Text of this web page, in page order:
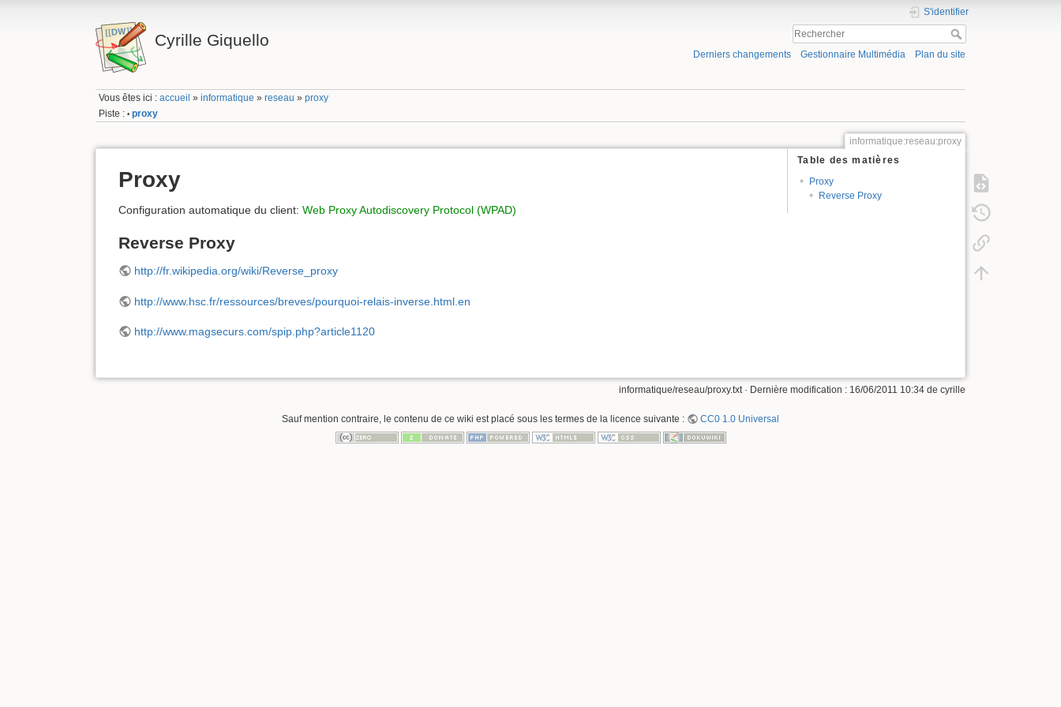
Cyrille Giquello
S'identifier
Derniers changements Gestionnaire Multimédia Plan du site
Vous êtes ici :accueil »informatique »reseau »proxy
Piste : • proxy
informatique:reseau:proxy
Table des matières
Proxy
Reverse Proxy
Proxy
Configuration automatique du client: Web Proxy Autodiscovery Protocol (WPAD)
Reverse Proxy
http://fr.wikipedia.org/wiki/Reverse_proxy
http://www.hsc.fr/ressources/breves/pourquoi-relais-inverse.html.en
http://www.magsecurs.com/spip.php?article1120
informatique/reseau/proxy.txt· Dernière modification : 16/06/2011 10:34 de cyrille
Sauf mention contraire, le contenu de ce wiki est placé sous les termes de la licence suivante : CC0 1.0 Universal